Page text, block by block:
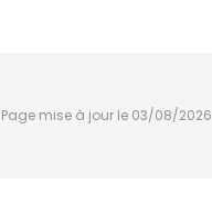
mise à jour le 03/08/2026